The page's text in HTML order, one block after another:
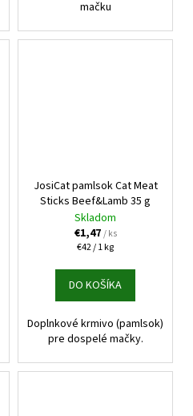
mačku
JosiCat pamlsok Cat Meat
Sticks Beef&Lamb 35 g
Skladom
€1,47/ ks
Jednotková
€42 / 1 kg
DO KOŠÍKA
Doplnkové krmivo (pamlsok)
pre dospelé mačky.